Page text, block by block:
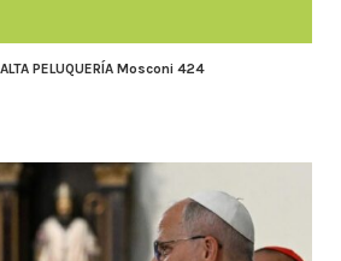
PELUQUERÍA Mosconi 424